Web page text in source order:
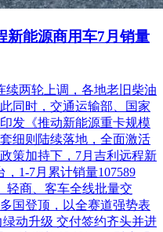
新能源商用车7月销量
续两轮上调，各地老旧柴油
同时，交通运输部、国家
发《推动新能源重卡规模
细则陆续落地，全面激活
策加持下，7月吉利远程新
1-7月累计销量107589
轻商、客车全线批量交
国登顶，以全赛道强势表
动升级 交付签约齐头并进